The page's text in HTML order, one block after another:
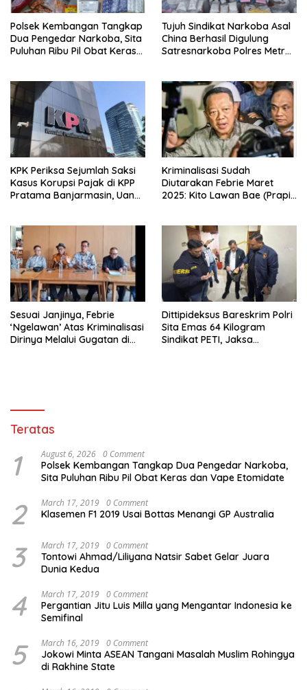
Polsek Kembangan Tangkap
Dua Pengedar Narkoba, Sita
Puluhan Ribu Pil Obat Keras
Tujuh Sindikat Narkoba Asal
China Berhasil Digulung
Satresnarkoba Polres Metro
KPK Periksa Sejumlah Saksi
Kasus Korupsi Pajak di KPP
Pratama Banjarmasin, Uang
Kriminalisasi Sudah
Diutarakan Febrie Maret
2025: Kito Lawan Bae (Prapid
Sesuai Janjinya, Febrie
‘Ngelawan’ Atas Kriminalisasi
Dirinya Melalui Gugatan di
Dittipideksus Bareskrim Polri
Sita Emas 64 Kilogram
Sindikat PETI, Jaksa
Teratas
1 August 6, 2026 0 Comment
Polsek Kembangan Tangkap Dua Pengedar Narkoba,
Sita Puluhan Ribu Pil Obat Keras dan Vape Etomidate
2 March 17, 2019 0 Comment
Klasemen F1 2019 Usai Bottas Menangi GP Australia
3 March 17, 2019 0 Comment
Tontowi Ahmad/Liliyana Natsir Sabet Gelar Juara
Dunia Kedua
4 March 17, 2019 0 Comment
Pergantian Jitu Luis Milla yang Mengantar Indonesia ke
Semifinal
5 March 16, 2019 0 Comment
Jokowi Minta ASEAN Tangani Masalah Muslim Rohingya
di Rakhine State